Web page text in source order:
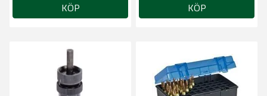
KÖP KÖP